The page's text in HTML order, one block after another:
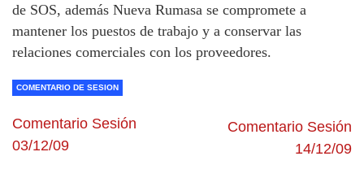
de SOS, además Nueva Rumasa se compromete a
mantener los puestos de trabajo y a conservar las
relaciones comerciales con los proveedores.
COMENTARIO DE SESION
Comentario Sesión
03/12/09
Comentario Sesión
14/12/09